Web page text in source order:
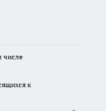
числе
к